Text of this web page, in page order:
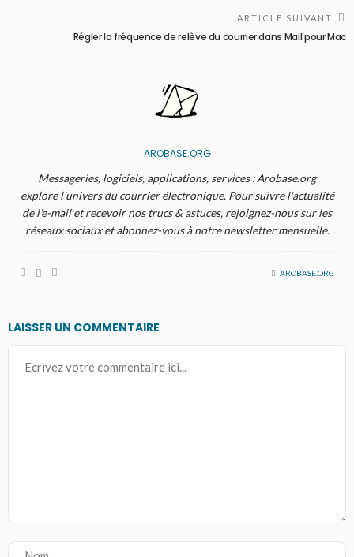
ARTICLE SUIVANT
Régler la fréquence de relève du courrier dans Mail pour Mac
AROBASE.ORG
Messageries, logiciels, applications, services : Arobase.org
explore l'univers du courrier électronique. Pour suivre l'actualité
de l'e-mail et recevoir nos trucs & astuces, rejoignez-nous sur les
réseaux sociaux et abonnez-vous à notre newsletter mensuelle.
AROBASE.ORG
LAISSER UN COMMENTAIRE